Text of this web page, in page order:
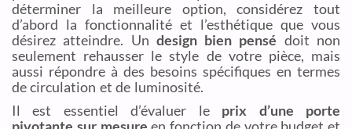
déterminer la meilleure option, considérez tout
d’abord la fonctionnalité et l’esthétique que vous
désirez atteindre. Un design bien pensé doit non
seulement rehausser le style de votre pièce, mais
aussi répondre à des besoins spécifiques en termes
de circulation et de luminosité.
Il est essentiel d’évaluer le prix d’une porte